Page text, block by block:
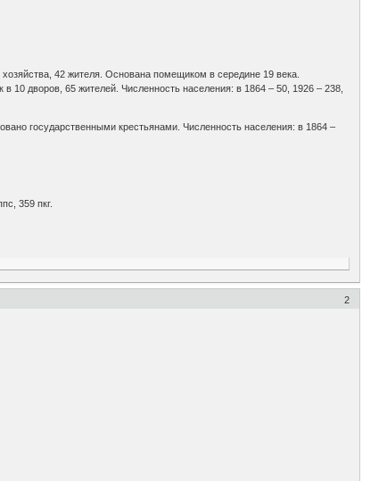
42 жителя. Основана помещиком в середине 19 века.
10 дворов, 65 жителей. Численность населения: в 1864 – 50, 1926 – 238,
государственными крестьянами. Численность населения: в 1864 –
359 пкг.
2